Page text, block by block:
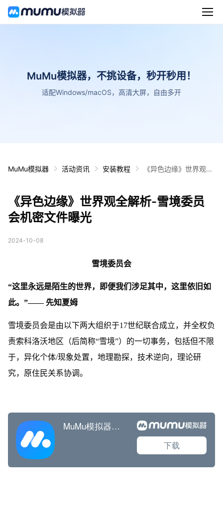
MuMu模拟器，不挑设备，秒开秒用！
适配Windows/macOS，高清大屏，自由多开
MuMu模拟器 活动资讯 安装教程
《异色边缘》世界观全
《异色边缘》世界观全解析-雪境委员
会机密文件曝光
2024-10-08
雪境委员会
“这里永远是陌生的世界，即便我们涉足其中，这里依旧如
此。”—— 先知夏姆
雪境委员会是由以下两大组织于17世纪联合成立，并全权负
责索科洛沃地区（后简称“雪境”）的一切事务，包括但不限
于，异化个体/现象处置，地理勘探，技术逆向，理论研
究，原住民关系协调。